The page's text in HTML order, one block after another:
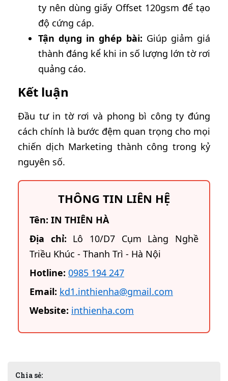
ty nên dùng giấy Offset 120gsm để tạo
độ cứng cáp.
Tận dụng in ghép bài: Giúp giảm giá
thành đáng kể khi in số lượng lớn tờ rơi
quảng cáo.
Kết luận
Đầu tư in tờ rơi và phong bì công ty đúng
cách chính là bước đệm quan trọng cho mọi
chiến dịch Marketing thành công trong kỷ
nguyên số.
THÔNG TIN LIÊN HỆ
Tên: IN THIÊN HÀ
Địa chỉ: Lô 10/D7 Cụm Làng Nghề
Triều Khúc - Thanh Trì - Hà Nội
Hotline: 0985 194 247
Email: kd1.inthienha@gmail.com
Website: inthienha.com
Chia sẻ: